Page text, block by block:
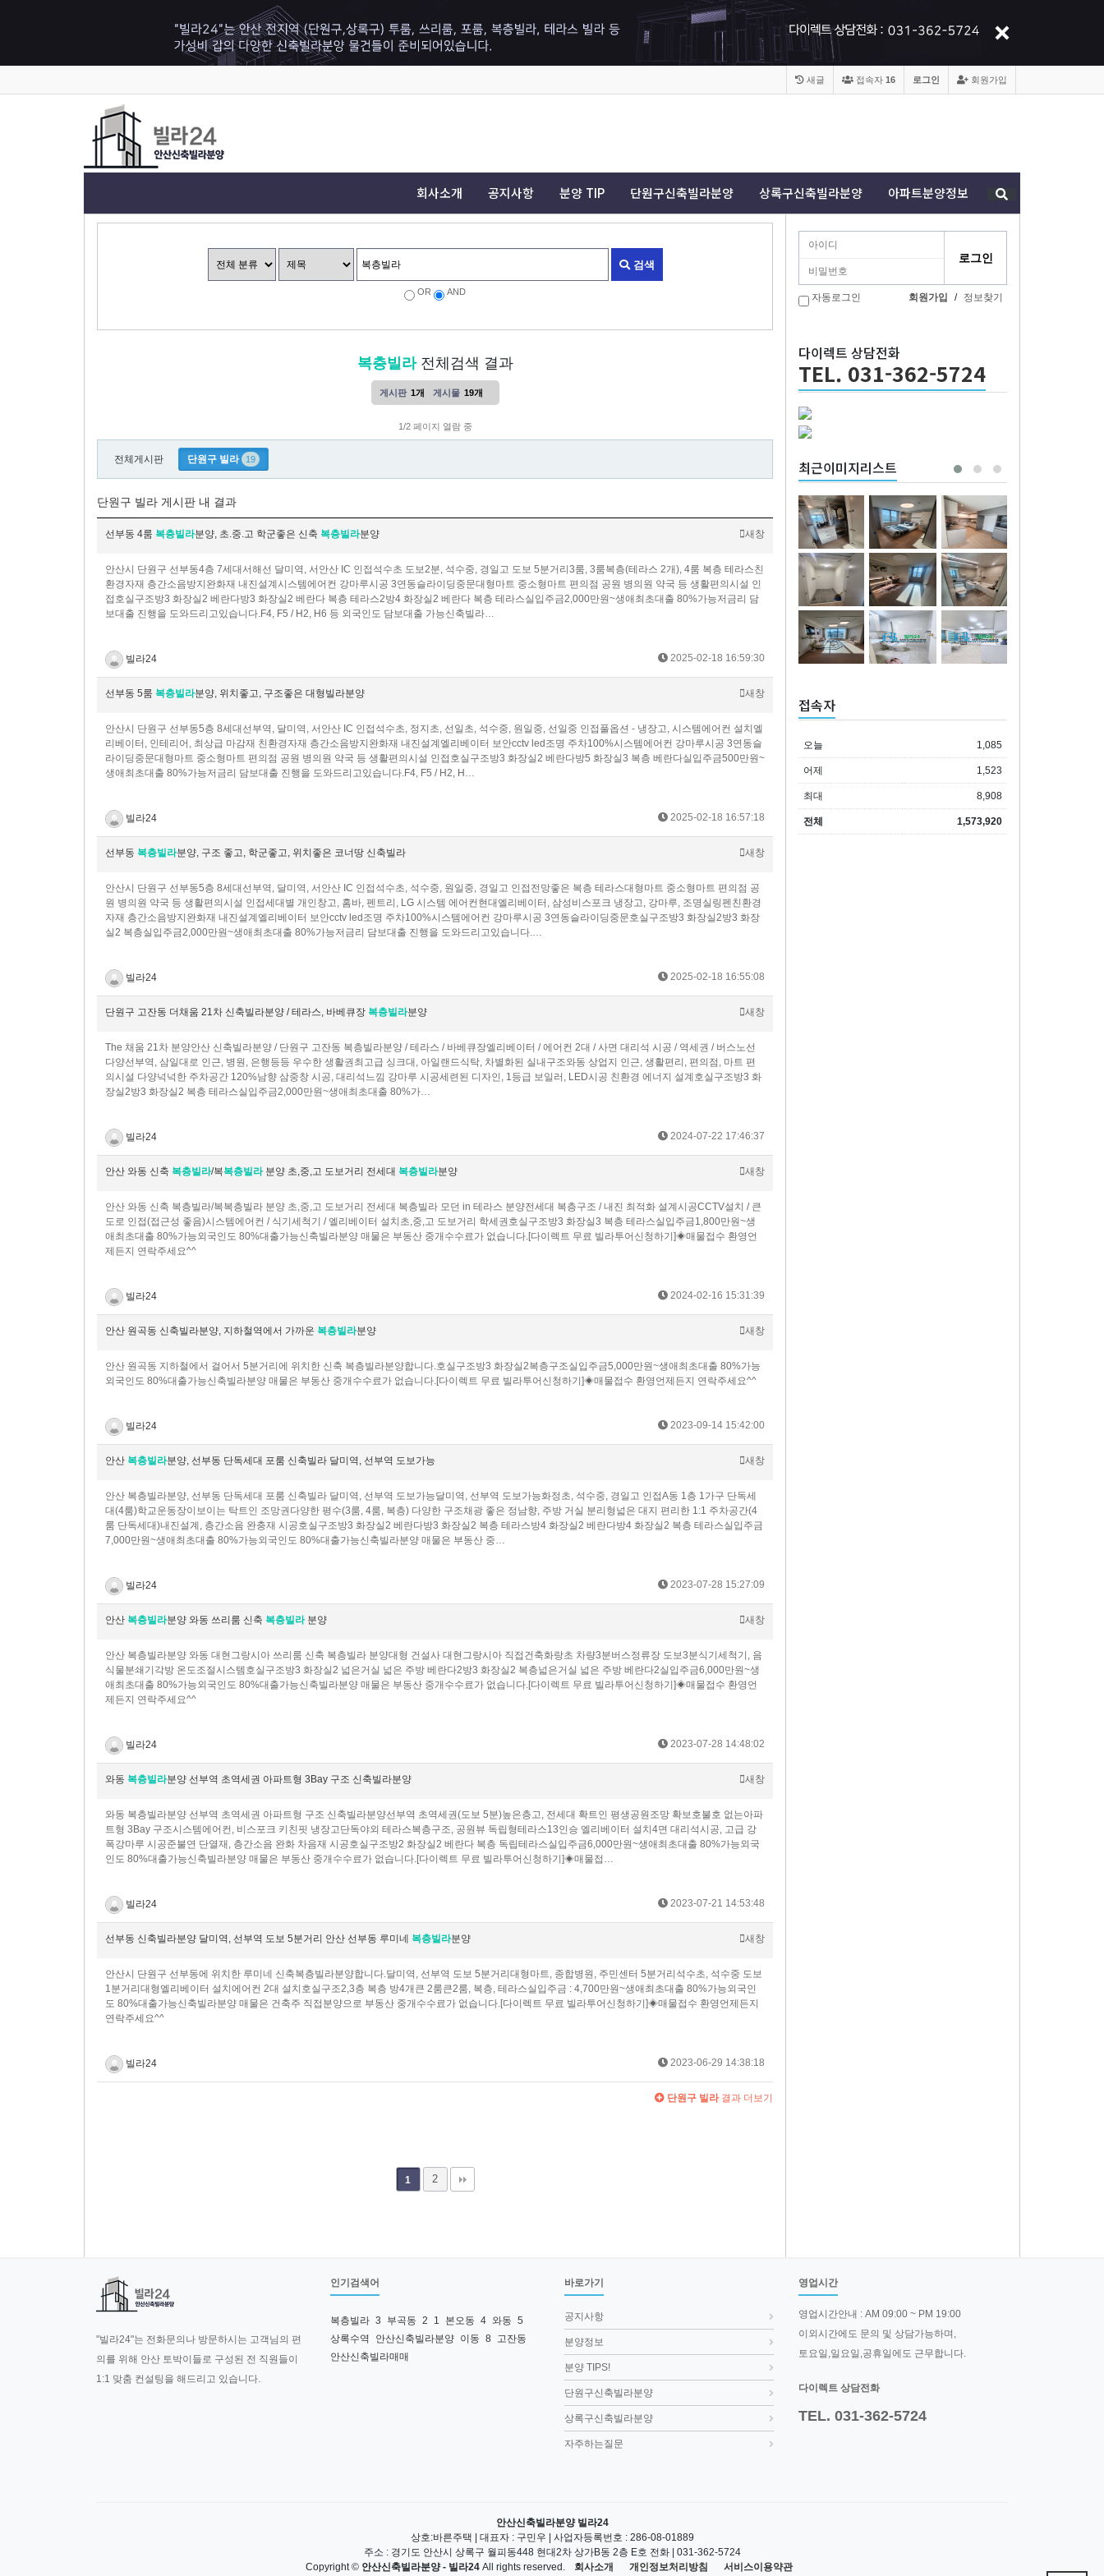
회원가입
로그인
접속자 16
새글
회사소개 공지사항 분양 TIP 단원구신축빌라분양 상록구신축빌라분양 아파트분양정보
검색
OR AND
복층빌라전체검색 결과
게시판 1개 게시물 19개
1/2 페이지 열람 중
전체게시판 단원구 빌라 19
단원구 빌라 게시판 내 결과
선부동 4룸 복층빌라분양, 초.중.고 학군좋은 신축 복층빌라분양 새창
안산시 단원구 선부동4층 7세대서해선 달미역, 서안산 IC 인접석수초 도보2분, 석수중, 경일고 도보 5분거리3룸, 3룸복층(테라스 2개), 4룸 복층 테라스​친
환경자재 층간소음방지완화재 내진설계시스템에어컨 강마루시공 3연동슬라이딩중문대형마트 중소형마트 편의점 공원 병의원 약국 등 생활편의시설 인
접호실구조방3 화장실2 베란다방3 화장실2 베란다 복층 테라스2방4 화장실2 베란다 복층 테라스실입주금2,000만원~생애최초대출 80%가능저금리 담
보대출 진행을 도와드리고있습니다.F4, F5 / H2, H6 등 외국인도 담보대출 가능신축빌라…
빌라24 2025-02-18 16:59:30
선부동 5룸 복층빌라분양, 위치좋고, 구조좋은 대형빌라분양 새창
안산시 단원구 선부동5층 8세대선부역, 달미역, 서안산 IC 인접석수초, 정지초, 선일초, 석수중, 원일중, 선일중 인접풀옵션 - 냉장고, 시스템에어컨 설치엘
리베이터, 인테리어, 최상급 마감재 ​친환경자재 층간소음방지완화재 내진설계엘리베이터 보안cctv led조명 주차100%시스템에어컨 강마루시공 3연동슬
라이딩중문대형마트 중소형마트 편의점 공원 병의원 약국 등 생활편의시설 인접호실구조방3 화장실2 베란다방5 화장실3 복층 베란다실입주금500만원~
생애최초대출 80%가능저금리 담보대출 진행을 도와드리고있습니다.F4, F5 / H2, H…
빌라24 2025-02-18 16:57:18
선부동 복층빌라분양, 구조 좋고, 학군좋고, 위치좋은 코너땅 신축빌라 새창
안산시 단원구 선부동5층 8세대선부역, 달미역, 서안산 IC 인접석수초, 석수중, 원일중, 경일고 인접전망좋은 복층 테라스대형마트 중소형마트 편의점 공
원 병의원 약국 등 생활편의시설 인접세대별 개인창고, 홈바, 펜트리, LG 시스템 에어컨현대엘리베이터, 삼성비스포크 냉장고, 강마루, 조명실링펜​친환경
자재 층간소음방지완화재 내진설계엘리베이터 보안cctv led조명 주차100%시스템에어컨 강마루시공 3연동슬라이딩중문호실구조방3 화장실2방3 화장
실2 복층실입주금2,000만원~생애최초대출 80%가능저금리 담보대출 진행을 도와드리고있습니다.…
빌라24 2025-02-18 16:55:08
단원구 고잔동 더채움 21차 신축빌라분양 / 테라스, 바베큐장 복층빌라분양 새창
The 채움 21차 분양안산 신축빌라분양 / 단원구 고잔동 복층빌라분양 / 테라스 / 바베큐장엘리베이터 / 에어컨 2대 / 사면 대리석 시공 / 역세권 / 버스노선
다양선부역, 삼일대로 인근, 병원, 은행등등 우수한 생활권최고급 싱크대, 아일랜드식탁, 차별화된 실내구조와동 상업지 인근, 생활편리, 편의점, 마트 편
의시설 다양넉넉한 주차공간 120%남향 삼중창 시공, 대리석느낌 강마루 시공세련된 디자인, 1등급 보일러, LED시공 친환경 에너지 설계호실구조방3 화
장실2방3 화장실2 복층 테라스실입주금2,000만원~생애최초대출 80%가…
빌라24 2024-07-22 17:46:37
안산 와동 신축 복층빌라/복복층빌라분양 초,중,고 도보거리 전세대 복층빌라분양 새창
안산 와동 신축 복층빌라/복복층빌라 분양 초,중,고 도보거리 전세대 복층빌라 모던 in 테라스 분양전세대 복층구조 / 내진 최적화 설계시공CCTV설치 / 큰
도로 인접(접근성 좋음)시스템에어컨 / 식기세척기 / 엘리베이터 설치초,중,고 도보거리 학세권호실구조방3 화장실3 복층 테라스실입주금1,800만원~생
애최초대출 80%가능외국인도 80%대출가능신축빌라분양 매물은 부동산 중개수수료가 없습니다.[다이렉트 무료 빌라투어신청하기]◈매물접수 환영언
제든지 연락주세요^^
빌라24 2024-02-16 15:31:39
안산 원곡동 신축빌라분양, 지하철역에서 가까운 복층빌라분양 새창
안산 원곡동 지하철에서 걸어서 5분거리에 위치한 신축 복층빌라분양합니다.호실구조방3 화장실2복층구조실입주금5,000만원~생애최초대출 80%가능
외국인도 80%대출가능신축빌라분양 매물은 부동산 중개수수료가 없습니다.[다이렉트 무료 빌라투어신청하기]◈매물접수 환영언제든지 연락주세요^^
빌라24 2023-09-14 15:42:00
안산 복층빌라분양, 선부동 단독세대 포룸 신축빌라 달미역, 선부역 도보가능 새창
안산 복층빌라분양, 선부동 단독세대 포룸 신축빌라 달미역, 선부역 도보가능달미역, 선부역 도보가능화정초, 석수중, 경일고 인접A동 1층 1가구 단독세
대(4룸)학교운동장이보이는 탁트인 조망권다양한 평수(3룸, 4룸, 복층) 다양한 구조채광 좋은 정남향, 주방 거실 분리형넓은 대지 편리한 1:1 주차공간(4
룸 단독세대)내진설계, 층간소음 완충재 시공호실구조방3 화장실2 베란다방3 화장실2 복층 테라스방4 화장실2 베란다방4 화장실2 복층 테라스실입주금
7,000만원~생애최초대출 80%가능외국인도 80%대출가능신축빌라분양 매물은 부동산 중…
빌라24 2023-07-28 15:27:09
안산 복층빌라분양 와동 쓰리룸 신축 복층빌라분양 새창
안산 복층빌라분양 와동 대현그랑시아 쓰리룸 신축 복층빌라 분양대형 건설사 대현그랑시아 직접건축화랑초 차량3분버스정류장 도보3분식기세척기, 음
식물분쇄기각방 온도조절시스템호실구조방3 화장실2 넓은거실 넓은 주방 베란다2방3 화장실2 복층넓은거실 넓은 주방 베란다2실입주금6,000만원~생
애최초대출 80%가능외국인도 80%대출가능신축빌라분양 매물은 부동산 중개수수료가 없습니다.[다이렉트 무료 빌라투어신청하기]◈매물접수 환영언
제든지 연락주세요^^
빌라24 2023-07-28 14:48:02
와동 복층빌라분양 선부역 초역세권 아파트형 3Bay 구조 신축빌라분양 새창
와동 복층빌라분양 선부역 초역세권 아파트형 구조 신축빌라분양선부역 초역세권(도보 5분)높은층고, 전세대 확트인 평생공원조망 확보호불호 없는아파
트형 3Bay 구조시스템에어컨, 비스포크 키친핏 냉장고단독야외 테라스복층구조, 공원뷰 독립형테라스13인승 엘리베이터 설치4면 대리석시공, 고급 강
폭강마루 시공준불연 단열재, 층간소음 완화 차음재 시공​호실구조방2 화장실2 베란다 복층 독립테라스실입주금6,000만원~생애최초대출 80%가능외국
인도 80%대출가능신축빌라분양 매물은 부동산 중개수수료가 없습니다.[다이렉트 무료 빌라투어신청하기]◈매물접…
빌라24 2023-07-21 14:53:48
선부동 신축빌라분양 달미역, 선부역 도보 5분거리 안산 선부동 루미네 복층빌라분양 새창
안산시 단원구 선부동에 위치한 루미네 신축복층빌라분양합니다.달미역, 선부역 도보 5분거리대형마트, 종합병원, 주민센터 5분거리석수초, 석수중 도보
1분거리대형엘리베이터 설치에어컨 2대 설치호실구조2,3층 복층 방4개큰 2룸큰2룸, 복층, 테라스실입주금 : 4,700만원~생애최초대출 80%가능외국인
도 80%대출가능신축빌라분양 매물은 건축주 직접분양으로 부동산 중개수수료가 없습니다.[다이렉트 무료 빌라투어신청하기]◈매물접수 환영언제든지
연락주세요^^
빌라24 2023-06-29 14:38:18
단원구 빌라결과 더보기
1 2
자동로그인 회원가입 / 정보찾기
다이렉트 상담전화
TEL. 031-362-5724
최근이미지리스트
접속자
오늘 1,085
어제 1,523
최대 8,908
전체 1,573,920
"빌라24"는 전화문의나 방문하시는 고객님의 편
의를 위해 안산 토박이들로 구성된 전 직원들이
1:1 맞춤 컨설팅을 해드리고 있습니다.
인기검색어
복층빌라 3 부곡동 2 1 본오동 4 와동 5
상록수역
안산신축빌라분양 이동 8 고잔동
안산신축빌라매매
바로가기
공지사항
분양정보
분양 TIPS!
단원구신축빌라분양
상록구신축빌라분양
자주하는질문
영업시간
영업시간안내 : AM 09:00 ~ PM 19:00
이외시간에도 문의 및 상담가능하며,
토요일,일요일,공휴일에도 근무합니다.
다이렉트 상담전화
TEL. 031-362-5724
안산신축빌라분양 빌라24
상호:바른주택 | 대표자 : 구민우 | 사업자등록번호 : 286-08-01889
주소 : 경기도 안산시 상록구 월피동448 현대2차 상가B동 2층 E호 전화 | 031-362-5724
Copyright © 안산신축빌라분양 - 빌라24 All rights reserved. 회사소개 개인정보처리방침 서비스이용약관